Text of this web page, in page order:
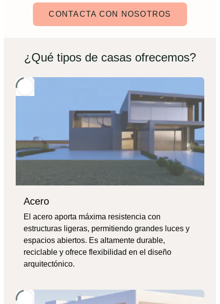
CONTACTA CON NOSOTROS
¿Qué tipos de casas ofrecemos?
Acero
El acero aporta máxima resistencia con
estructuras ligeras, permitiendo grandes luces y
espacios abiertos. Es altamente durable,
reciclable y ofrece flexibilidad en el diseño
arquitectónico.